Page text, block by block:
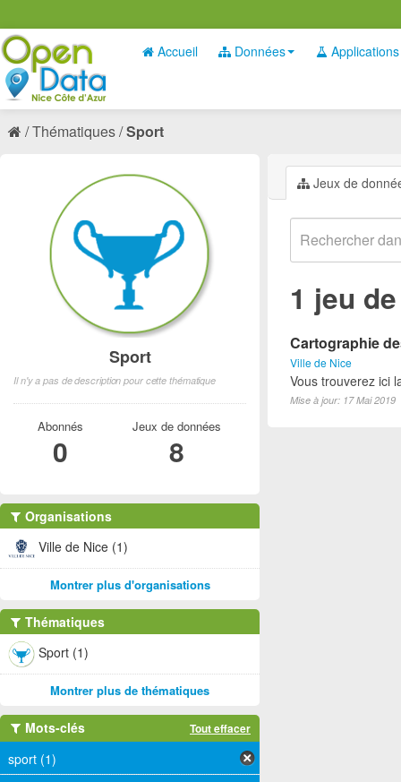
Accueil Données Applications
Thématiques Sport
Jeux de
1 jeu
Cartographie
Ville de Nice
Vous trouverez ici
Mise à jour: 17 Mai 2019
Sport
Il n'y a pas de description pour cette thématique
Abonnés
0
Jeux de données
8
Organisations
Ville de Nice (1)
Montrer plus d'organisations
Thématiques
Sport (1)
Montrer plus de thématiques
Mots-clés Tout effacer
sport (1)